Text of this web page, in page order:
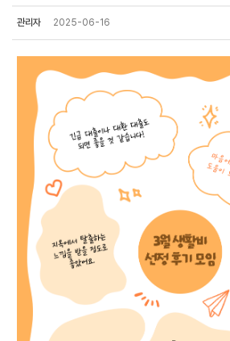
관리자 2025-06-16